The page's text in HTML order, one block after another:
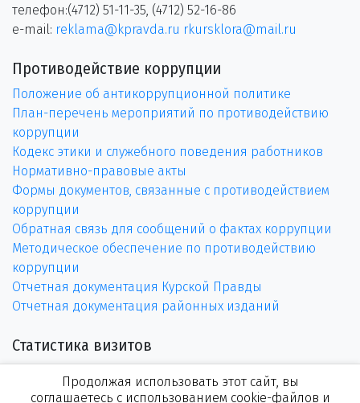
телефон:(4712) 51-11-35, (4712) 52-16-86
e-mail: reklama@kpravda.ru rkursklora@mail.ru
Противодействие коррупции
Положение об антикоррупционной политике
План-перечень мероприятий по противодействию
коррупции
Кодекс этики и служебного поведения работников
Нормативно-правовые акты
Формы документов, связанные с противодействием
коррупции
Обратная связь для сообщений о фактах коррупции
Методическое обеспечение по противодействию
коррупции
Отчетная документация Курской Правды
Отчетная документация районных изданий
Статистика визитов
Продолжая использовать этот сайт, вы
соглашаетесь с использованием cookie-файлов и